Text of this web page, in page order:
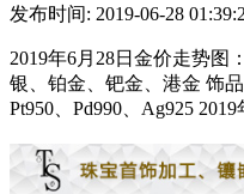
发布时间: 2019-06-28
2019年6月28日金价走势图
银、铂金、钯金、港金 饰
Pt950、Pd990、Ag925